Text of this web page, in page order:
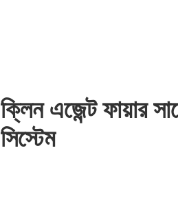
ক্লিন এজেন্ট ফায়ার
সিস্টেম